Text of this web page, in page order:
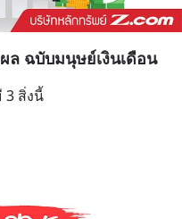
ล ฉบับมนุษย์เงินเดือน
3 สิ่งนี้